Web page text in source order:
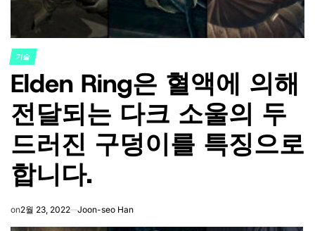
POSTED
IN
기술
Elden Ring은 혈액에 의해
전달되는 다크 소울의 두
드러진 구덩이를 특징으로
합니다.
on2월 23, 2022 Joon-seo Han